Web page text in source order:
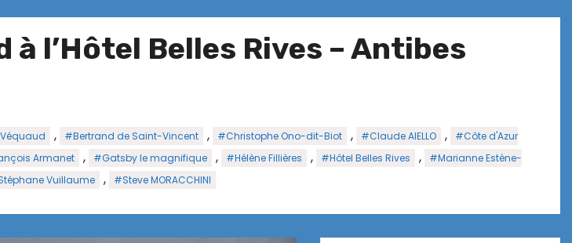
l’Hôtel Belles Rives – Antibes
, #Bertrand de Saint-Vincent , #Christophe Ono-dit-Biot , #Claude AIELLO ,
#Côte d'Azur
Armanet , #Gatsby le magnifique , #Hélène Fillières , #Hôtel Belles Rives ,
#Marianne Estène-
Vuillaume , #Steve MORACCHINI